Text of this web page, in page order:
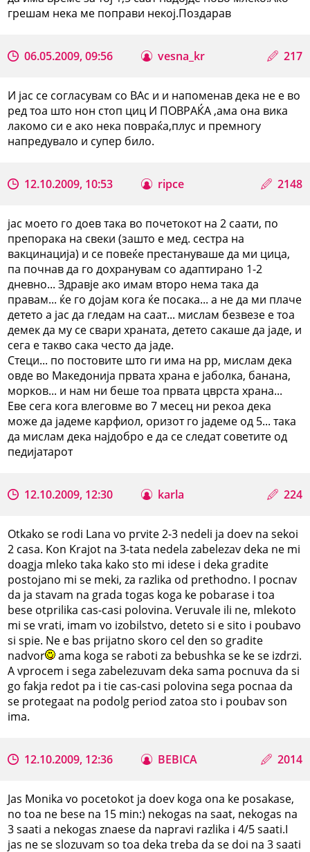
грешам нека ме поправи некој.Поздарав
06.05.2009, 09:56 vesna_kr 217
И јас се согласувам со ВАс и и напоменав дека не е во
ред тоа што нон стоп циц И ПОВРАЌА ,ама она вика
лакомо си е ако нека повраќа,плус и премногу
напредувало и супер било.
12.10.2009, 10:53 ripce 2148
јас моето го доев така во почетокот на 2 саати, по
препорака на свеки (зашто е мед. сестра на
вакцинација) и се повеќе престануваше да ми цица,
па почнав да го дохранувам со адаптирано 1-2
дневно... Здравје ако имам второ нема така да
правам... ќе го дојам кога ќе посака... а не да ми плаче
детето а јас да гледам на саат... мислам безвезе е тоа
демек да му се свари храната, детето сакаше да јаде, и
сега е такво сака често да јаде.
Стеци... по постовите што ги има на рр, мислам дека
овде во Македонија првата храна е јаболка, банана,
морков... и нам ни беше тоа првата цврста храна...
Еве сега кога влеговме во 7 месец ни рекоа дека
може да јадеме карфиол, оризот го јадеме од 5... така
да мислам дека најдобро е да се следат советите од
педијатарот
12.10.2009, 12:30 karla 224
Otkako se rodi Lana vo prvite 2-3 nedeli ja doev na sekoi
2 casa. Kon Krajot na 3-tata nedela zabelezav deka ne mi
doagja mleko taka kako sto mi idese i deka gradite
postojano mi se meki, za razlika od prethodno. I pocnav
da ja stavam na grada togas koga ke pobarase i toa
bese otprilika cas-casi polovina. Veruvale ili ne, mlekoto
mi se vrati, imam vo izobilstvo, deteto si e sito i poubavo
si spie. Ne e bas prijatno skoro cel den so gradite
nadvor
ama koga se raboti za bebushka se ke se izdrzi.
A vprocem i sega zabelezuvam deka sama pocnuva da si
go fakja redot pa i tie cas-casi polovina sega pocnaa da
se protegaat na podolg period zatoa sto i poubav son
ima.
12.10.2009, 12:36 BEBICA 2014
Jas Monika vo pocetokot ja doev koga ona ke posakase,
no toa ne bese na 15 min:) nekogas na saat, nekogas na
3 saati a nekogas znaese da napravi razlika i 4/5 saati.I
jas ne se slozuvam so toa deka treba da se doi na 3 saati